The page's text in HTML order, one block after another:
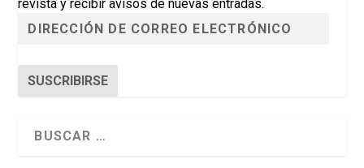
revista y recibir avisos de nuevas entradas.
SUSCRIBIRSE